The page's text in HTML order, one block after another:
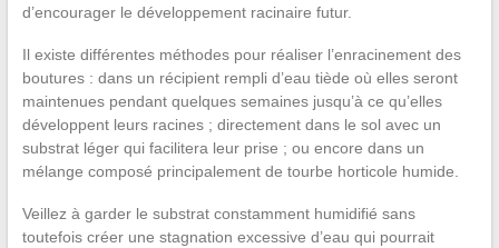
d’encourager le développement racinaire futur.
Il existe différentes méthodes pour réaliser l’enracinement des
boutures : dans un récipient rempli d’eau tiède où elles seront
maintenues pendant quelques semaines jusqu’à ce qu’elles
développent leurs racines ; directement dans le sol avec un
substrat léger qui facilitera leur prise ; ou encore dans un
mélange composé principalement de tourbe horticole humide.
Veillez à garder le substrat constamment humidifié sans
toutefois créer une stagnation excessive d’eau qui pourrait